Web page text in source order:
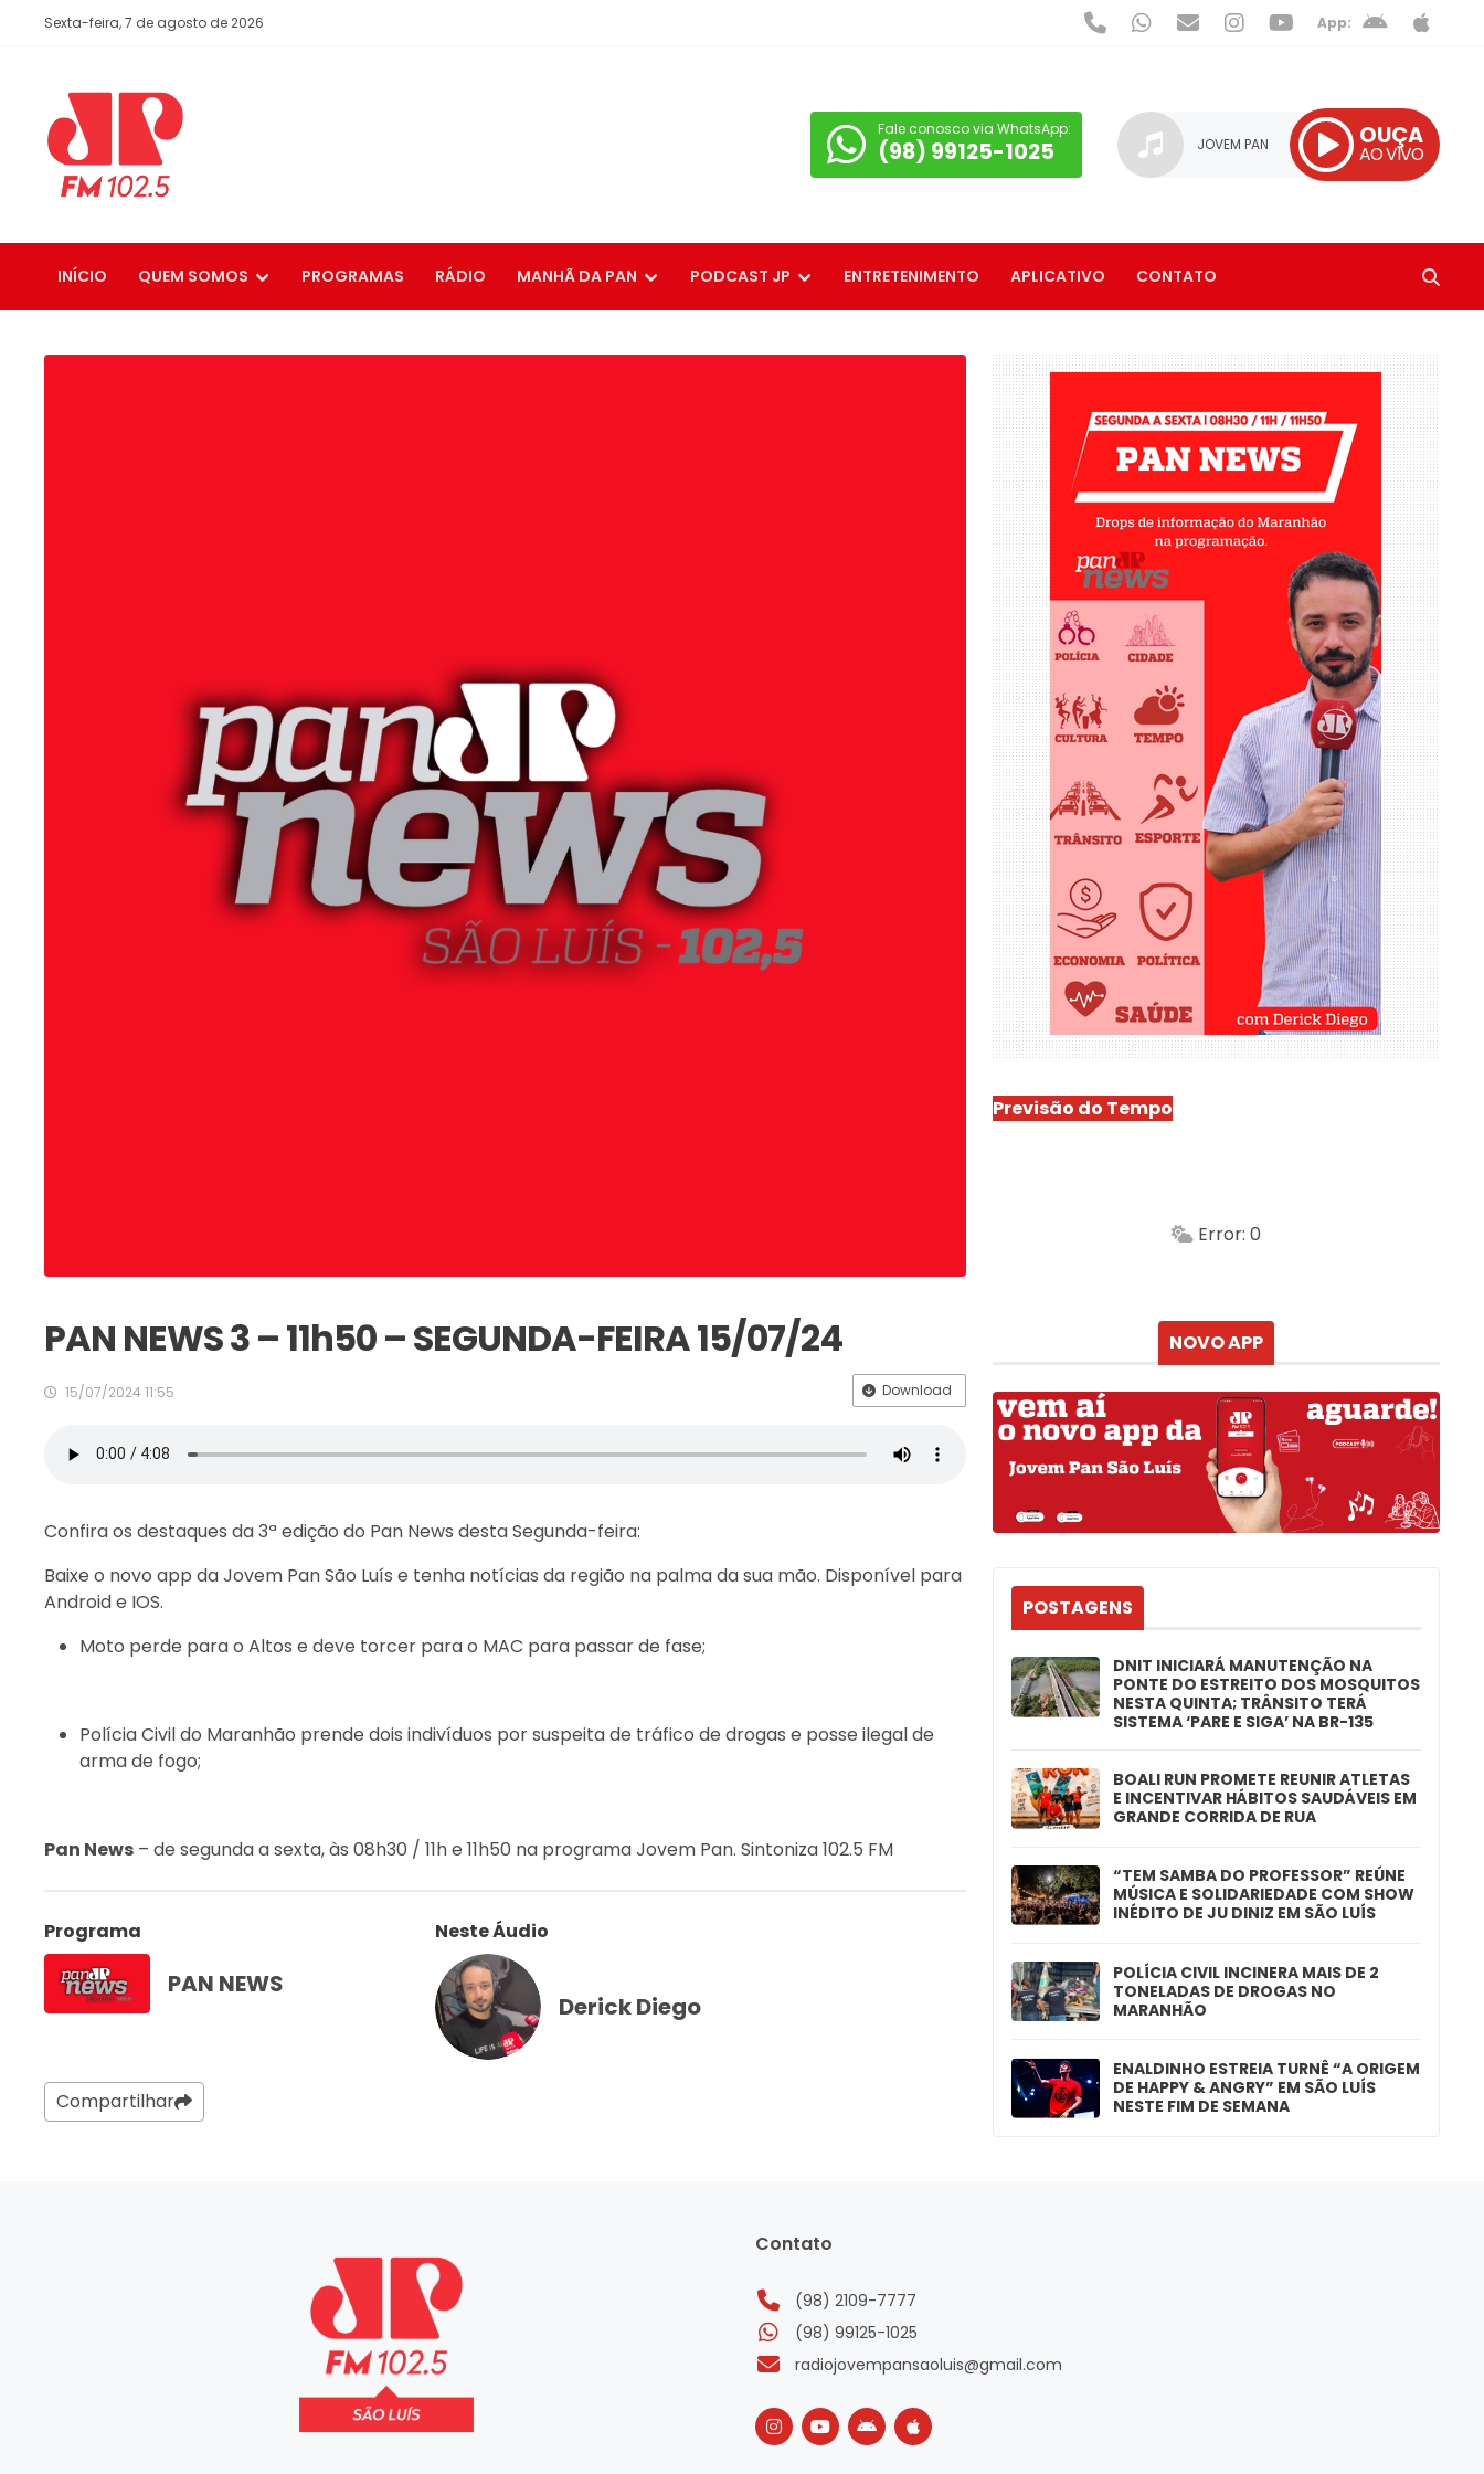
Sexta-feira, 7 de agosto de 2026 App:
Fale conosco via WhatsApp:
(98) 99125-1025 JOVEM PAN OUÇA
AO VIVO
INÍCIO QUEM SOMOS PROGRAMAS RÁDIO MANHÃ DA PAN PODCAST JP ENTRETENIMENTO APLICATIVO CONTATO
PAN NEWS 3 – 11h50 – SEGUNDA-FEIRA 15/07/24
15/07/2024 11:55 Download
Confira os destaques da 3ª edição do Pan News desta Segunda-feira:
Baixe o novo app da Jovem Pan São Luís e tenha notícias da região na palma da sua mão. Disponível para
Android e IOS.
Moto perde para o Altos e deve torcer para o MAC para passar de fase;
Polícia Civil do Maranhão prende dois indivíduos por suspeita de tráfico de drogas e posse ilegal de
arma de fogo;
Pan News – de segunda a sexta, às 08h30 / 11h e 11h50 na programa Jovem Pan. Sintoniza 102.5 FM
Programa
PAN NEWS
Neste Áudio
Derick Diego
Compartilhar
Previsão do Tempo
Min.
Error: 0
NOVO APP
POSTAGENS
DNIT INICIARÁ MANUTENÇÃO NA
PONTE DO ESTREITO DOS MOSQUITOS
NESTA QUINTA; TRÂNSITO TERÁ
SISTEMA ‘PARE E SIGA’ NA BR-135
BOALI RUN PROMETE REUNIR ATLETAS
E INCENTIVAR HÁBITOS SAUDÁVEIS EM
GRANDE CORRIDA DE RUA
“TEM SAMBA DO PROFESSOR” REÚNE
MÚSICA E SOLIDARIEDADE COM SHOW
INÉDITO DE JU DINIZ EM SÃO LUÍS
POLÍCIA CIVIL INCINERA MAIS DE 2
TONELADAS DE DROGAS NO
MARANHÃO
ENALDINHO ESTREIA TURNÊ “A ORIGEM
DE HAPPY & ANGRY” EM SÃO LUÍS
NESTE FIM DE SEMANA
Contato
(98) 2109-7777
(98) 99125-1025
radiojovempansaoluis@gmail.com